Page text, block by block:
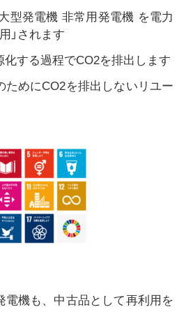
型発電機 非常用発電機 を電力
」されます
する過程でCO2を排出します
ためにCO2を排出しないリユー
電機も、中古品として再利用を